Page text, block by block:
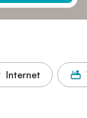
Internet